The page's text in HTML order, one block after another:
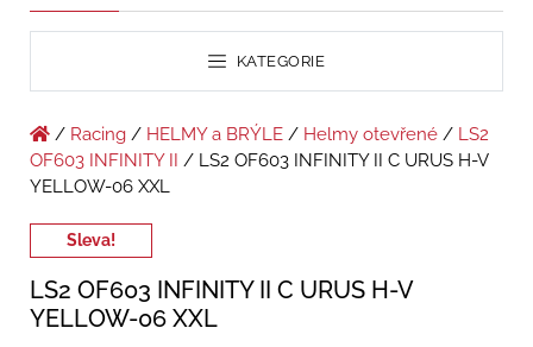
KATEGORIE
/ Racing / HELMY a BRÝLE / Helmy otevřené / LS2
OF603 INFINITY II
/ LS2 OF603 INFINITY II C URUS H-V
YELLOW-06 XXL
Sleva!
LS2 OF603 INFINITY II C URUS H-V
YELLOW-06 XXL